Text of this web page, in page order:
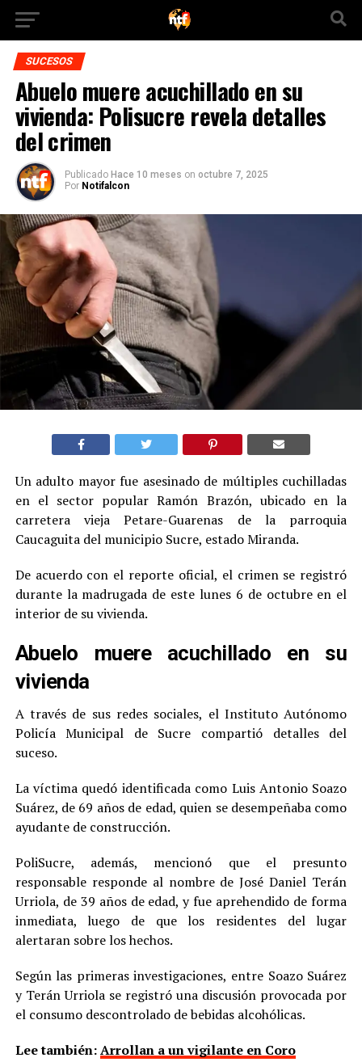
SUCESOS
Abuelo muere acuchillado en su
vivienda: Polisucre revela detalles
del crimen
Publicado Hace 10 meses on octubre 7, 2025
Por Notifalcon
Un adulto mayor fue asesinado de múltiples cuchilladas
en el sector popular Ramón Brazón, ubicado en la
carretera vieja Petare-Guarenas de la parroquia
Caucaguita del municipio Sucre, estado Miranda.
De acuerdo con el reporte oficial, el crimen se registró
durante la madrugada de este lunes 6 de octubre en el
interior de su vivienda.
Abuelo muere acuchillado en su
vivienda
A través de sus redes sociales, el Instituto Autónomo
Policía Municipal de Sucre compartió detalles del
suceso.
La víctima quedó identificada como Luis Antonio Soazo
Suárez, de 69 años de edad, quien se desempeñaba como
ayudante de construcción.
PoliSucre, además, mencionó que el presunto
responsable responde al nombre de José Daniel Terán
Urriola, de 39 años de edad, y fue aprehendido de forma
inmediata, luego de que los residentes del lugar
alertaran sobre los hechos.
Según las primeras investigaciones, entre Soazo Suárez
y Terán Urriola se registró una discusión provocada por
el consumo descontrolado de bebidas alcohólicas.
Lee también:Arrollan a un vigilante en Coro